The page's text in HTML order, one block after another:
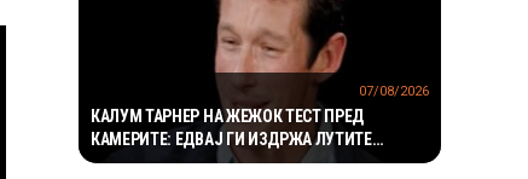
КАЛУМ ТАРНЕР НА ЖЕЖОК ТЕСТ ПРЕД
КАМЕРИТЕ: ЕДВАЈ ГИ ИЗДРЖА ЛУТИТЕ
КРИЛЦА – „УСТАТА МИ ГОРИ“
07/08/2026